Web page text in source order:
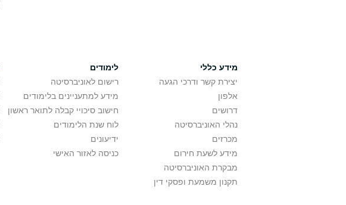
מידע כללי
יצירת קשר ודרכי הגעה
אלפון
דרושים
נהלי האוניברסיטה
מכרזים
מידע לשעת חירום
מבקרת האוניברסיטה
תקנון משמעת ופסקי דין
לימודים
רישום לאוניברסיטה
מידע למתעניינים בלימודים
חישוב סיכויי קבלה לתואר ראשון
לוח שנת הלימודים
ידיעונים
כניסה לאזור האישי